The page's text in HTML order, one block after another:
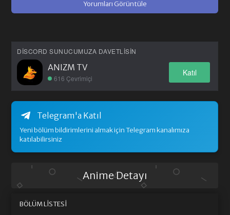
Yorumları Görüntüle
DISCORD SUNUCUMUZA DAVETLISIN
ANIZM TV
616 Çevrimiçi
Katıl
Telegram'a Katıl
Yeni bölüm bildirimlerini almak için Telegram kanalımıza
katılabilirsiniz
Anime Detayı
BÖLÜM LISTESI